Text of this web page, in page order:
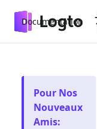
Documentation
Pour Nos
Nouveaux
Amis: